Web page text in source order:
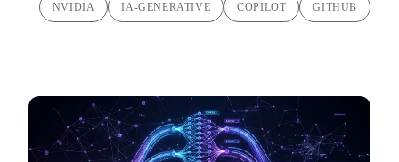
GITHUB
COPILOT
IA-GENERATIVE
NVIDIA